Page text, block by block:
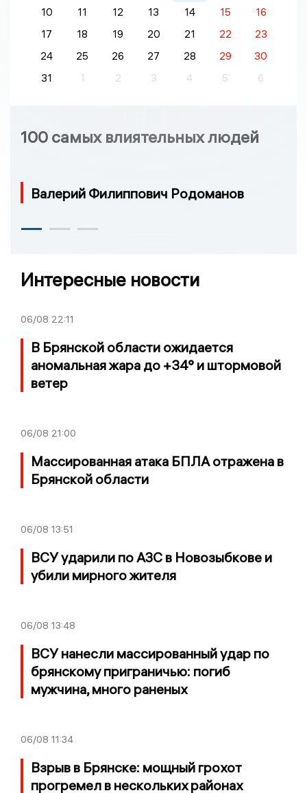
10
11 12 13 14 15
16
17
18 19 20 21 22
23
24
25 26 27 28 29
30
31
1 2 3 4 5 6
100 самых влиятельных людей
Валерий Филиппович Родоманов
Интересные новости
06/08 22:11
В Брянской области ожидается
аномальная жара до +34° и штормовой
ветер
06/08 21:00
Массированная атака БПЛА отражена в
Брянской области
06/08 13:51
ВСУ ударили по АЗС в Новозыбкове и
убили мирного жителя
06/08 13:48
ВСУ нанесли массированный удар по
брянскому приграничью: погиб
мужчина, много раненых
06/08 11:34
Взрыв в Брянске: мощный грохот
прогремел в нескольких районах